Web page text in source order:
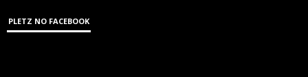
PLETZ NO FACEBOOK